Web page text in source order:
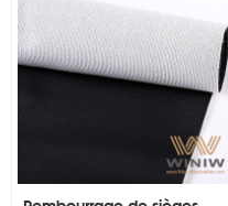
marque: WINIWMOQ : 500
mètres&nbsp;